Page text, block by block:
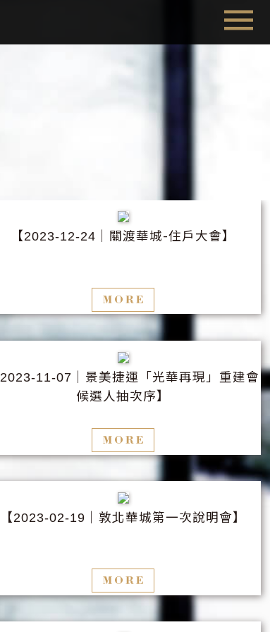
【2023-12-24 │關渡華城-住戶大會】
2023-11-07 │景美捷運「光華再現」重建會
候選人抽次序】
【2023-02-19 │敦北華城第一次說明會】